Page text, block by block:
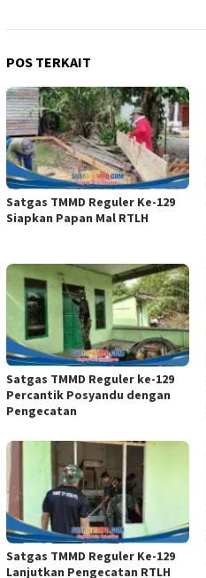
POS TERKAIT
Satgas TMMD Reguler Ke-129
Siapkan Papan Mal RTLH
Satgas TMMD Reguler ke-129
Percantik Posyandu dengan
Pengecatan
Satgas TMMD Reguler Ke-129
Lanjutkan Pengecatan RTLH